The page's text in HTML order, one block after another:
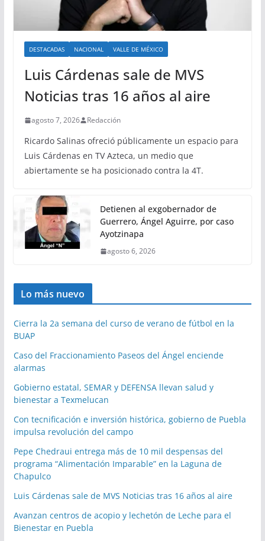
DESTACADAS NACIONAL VALLE DE MÉXICO
Luis Cárdenas sale de MVS
Noticias tras 16 años al aire
agosto 7, 2026 Redacción
Ricardo Salinas ofreció públicamente un espacio para
Luis Cárdenas en TV Azteca, un medio que
abiertamente se ha posicionado contra la 4T.
Detienen al exgobernador de
Guerrero, Ángel Aguirre, por caso
Ayotzinapa
agosto 6, 2026
Lo más nuevo
Cierra la 2a semana del curso de verano de fútbol en la
BUAP
Caso del Fraccionamiento Paseos del Ángel enciende
alarmas
Gobierno estatal, SEMAR y DEFENSA llevan salud y
bienestar a Texmelucan
Con tecnificación e inversión histórica, gobierno de Puebla
impulsa revolución del campo
Pepe Chedraui entrega más de 10 mil despensas del
programa “Alimentación Imparable” en la Laguna de
Chapulco
Luis Cárdenas sale de MVS Noticias tras 16 años al aire
Avanzan centros de acopio y lechetón de Leche para el
Bienestar en Puebla